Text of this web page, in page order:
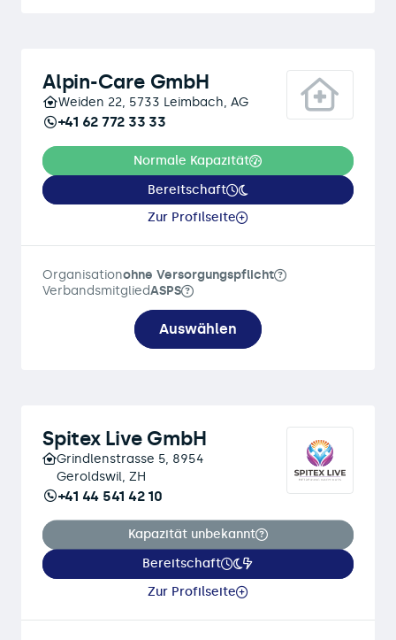
Alpin-Care GmbH
Weiden 22, 5733 Leimbach, AG
+41 62 772 33 33
Normale Kapazität
Bereitschaft
Zur Profilseite
Organisationohne Versorgungspflicht
VerbandsmitgliedASPS
Auswählen
Spitex Live GmbH
Grindlenstrasse 5, 8954
Geroldswil, ZH
+41 44 541 42 10
Kapazität unbekannt
Bereitschaft
Zur Profilseite